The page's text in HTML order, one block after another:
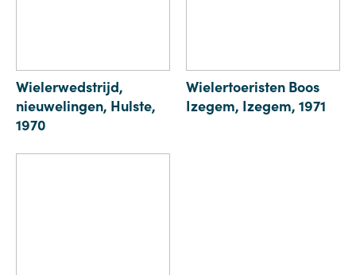
Wielerwedstrijd,
nieuwelingen, Hulste,
1970
Wielertoeristen Boos
Izegem, Izegem, 1971